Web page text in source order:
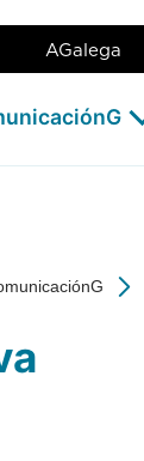
AGalega